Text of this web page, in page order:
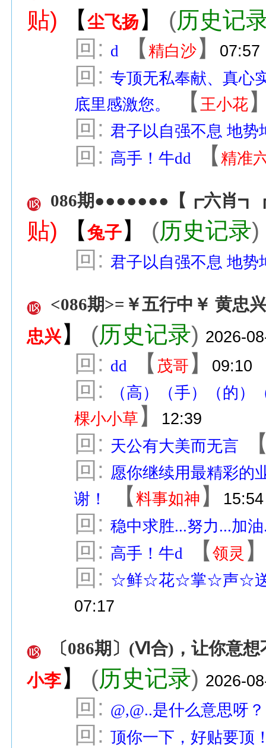
贴) 【尘飞扬 】 (历史记
回: d 【精白沙 】 07:57
回: 专顶无私奉献、真心
底里感激您。
【 王小花
回: 君子以自强不息 地势
回: 高手！牛dd 【精准
086期●●●●●●●【┏六肖
贴) 【兔子 】 (历史记录)
回: 君子以自强不息 地势
<086期>=￥五行中￥ 黄忠
忠兴 】 (历史记录) 2026-
回: dd 【 茂哥 】 09:10
回:
（高）（手）（的
棵小小草 】 12:39
回: 天公有大美而无言
回: 愿你继续用最精彩的
谢！
【料事如神 】 15:54
回: 稳中求胜...努力...加
回: 高手！牛d 【领灵
回: ☆鲜☆花☆掌☆声☆送
07:17
〔086期〕(Ⅵ合)，让你意
小李 】 (历史记录) 2026-
回: @,@..是什么意思呀？
回: 顶你一下，好贴要顶